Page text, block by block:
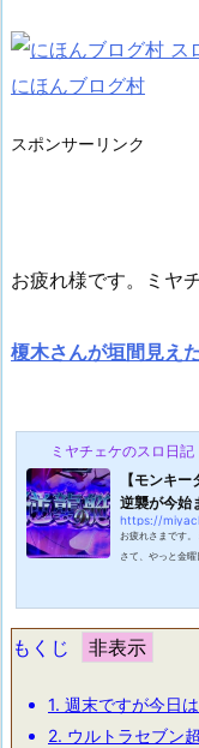
にほんブログ村
スポンサーリンク
お疲れ様です。ミヤ
榎木さんが垣間見え
ミヤチェケのスロ日記
【モンキ
逆襲が今始
https://
お疲れさまです
さて、やっと金
が今日ばかりは鬼
この日はD店にや
もくじ
1. 週末ですが今日は
2. ウルトラセブン